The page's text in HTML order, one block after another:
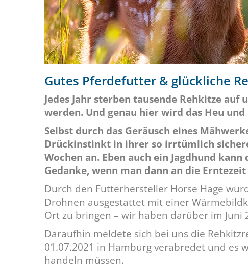
Gutes Pferdefutter & glückliche
Jedes Jahr sterben tausende Rehkitze
werden. Und genau hier wird das Heu
Selbst durch das Geräusch eines
Drückinstinkt in ihrer so irrtümlich
Wochen an. Eben auch ein Jagdhund
Gedanke, wenn man dann an die
Durch den Futterhersteller Horse Hage
Drohnen ausgestattet mit einer
Ort zu bringen – wir haben darüber im
Daraufhin meldete sich bei uns die
01.07.2021 in Hamburg verabredet und es
handeln müssen.